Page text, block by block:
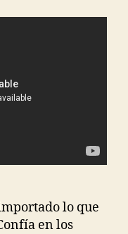
lo que
en los